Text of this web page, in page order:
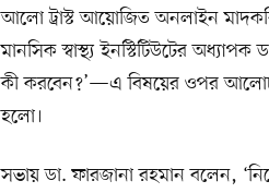
আলো ট্রাস্ট আয়োজিত অনলাইন
মানসিক স্বাস্থ্য ইনস্টিটিউটের
কী করবেন?’—এ বিষয়ের ওপর
হলো।
সভায় ডা. ফারজানা রহমান বলেন,